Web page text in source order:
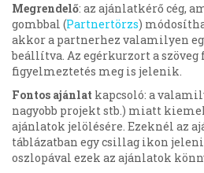
Megrendelő: az ajánlatkérő cég,
gombbal (Partnertörzs)
akkor a partnerhez valamilyen
beállítva. Az egérkurzort a szöveg
figyelmeztetés meg is jelenik.
Fontos ajánlat kapcsoló: a
nagyobb projekt stb.) miatt
ajánlatok jelölésére. Ezeknél az
táblázatban egy csillag ikon
oszlopával ezek az ajánlatok